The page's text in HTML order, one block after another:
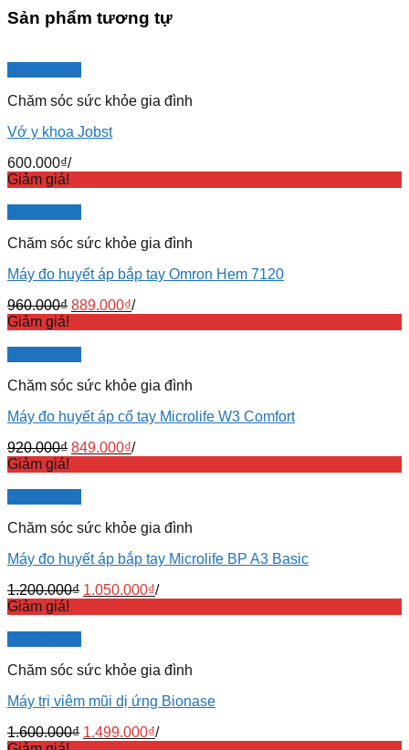
Sản phẩm tương tự
Chăm sóc sức khỏe gia đình
Vớ y khoa Jobst
600.000₫/
Giảm giá!
Chăm sóc sức khỏe gia đình
Máy đo huyết áp bắp tay Omron Hem 7120
960.000₫ 889.000₫/
Giảm giá!
Chăm sóc sức khỏe gia đình
Máy đo huyết áp cổ tay Microlife W3 Comfort
920.000₫ 849.000₫/
Giảm giá!
Chăm sóc sức khỏe gia đình
Máy đo huyết áp bắp tay Microlife BP A3 Basic
1.200.000₫ 1.050.000₫/
Giảm giá!
Chăm sóc sức khỏe gia đình
Máy trị viêm mũi dị ứng Bionase
1.600.000₫ 1.499.000₫/